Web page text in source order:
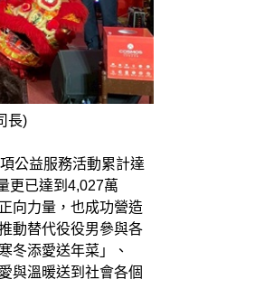
長)
公益服務活動累計達
更已達到4,027萬
向力量，也成功營造
動替代役役男參與各
冬添愛送年菜」、
與溫暖送到社會各個